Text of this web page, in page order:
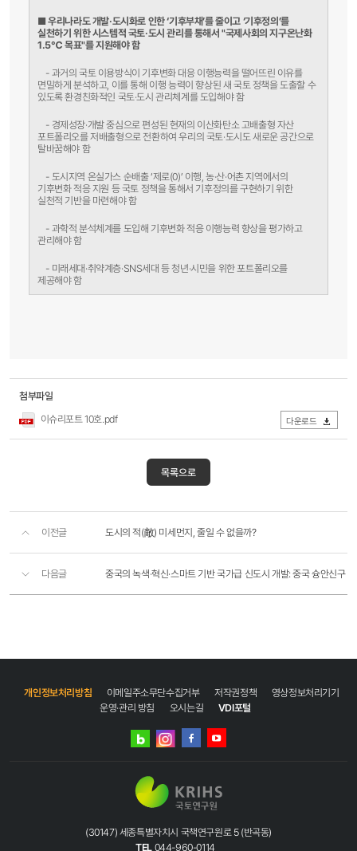
■우리나라도 개발·도시화로 인한 ‘기후부채’를 줄이고 ‘기후정의’를
실천하기 위한 시스템적 국토·도시 관리를 통해서 "국제사회의 지구온난화
1.5℃ 목표"를 지원해야 함
- 과거의 국토 이용방식이 기후변화 대응 이행능력을 떨어뜨린 이유를
면밀하게 분석하고, 이를 통해 이행 능력이 향상된 새 국토 정책을 도출할 수
있도록 환경친화적인 국토·도시 관리체계를 도입해야 함
- 경제성장·개발 중심으로 편성된 현재의 이산화탄소 고배출형 자산
포트폴리오를 저배출형으로 전환하여 우리의 국토·도시도 새로운 공간으로
탈바꿈해야 함
- 도시지역 온실가스 순배출 ‘제로(0)’ 이행, 농·산·어촌 지역에서의
기후변화 적응 지원 등 국토 정책을 통해서 기후정의를 구현하기 위한
실천적 기반을 마련해야 함
- 과학적 분석체계를 도입해 기후변화 적응 이행능력 향상을 평가하고
관리해야 함
- 미래세대·취약계층·SNS세대 등 청년·시민을 위한 포트폴리오를
제공해야 함
첨부파일
이슈리포트 10호.pdf
다운로드
목록으로
이전글 도시의 적(敵) 미세먼지, 줄일 수 없을까?
다음글 중국의 녹색·혁신·스마트 기반 국가급 신도시 개발: 중국 슝안신구
개인정보처리방침 이메일주소무단수집거부 저작권정책
영상정보처리기기
운영·관리 방침
오시는길 VDI포털
네이버
인스타그램
(30147) 세종특별자치시 국책연구원로 5 (반곡동)
TEL 044-960-0114